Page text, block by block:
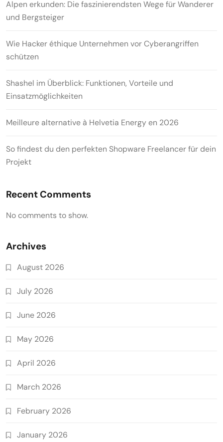
Alpen erkunden: Die faszinierendsten Wege für Wanderer
und Bergsteiger
Wie Hacker éthique Unternehmen vor Cyberangriffen
schützen
Shashel im Überblick: Funktionen, Vorteile und
Einsatzmöglichkeiten
Meilleure alternative à Helvetia Energy en 2026
So findest du den perfekten Shopware Freelancer für dein
Projekt
Recent Comments
No comments to show.
Archives
August 2026
July 2026
June 2026
May 2026
April 2026
March 2026
February 2026
January 2026